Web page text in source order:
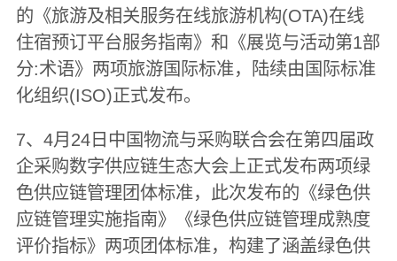
的《旅游及相关服务在线旅游机构(OTA)在线
住宿预订平台服务指南》和《展览与活动第1部
分:术语》两项旅游国际标准，陆续由国际标准
化组织(ISO)正式发布。
7、4月24日中国物流与采购联合会在第四届政
企采购数字供应链生态大会上正式发布两项绿
色供应链管理团体标准，此次发布的《绿色供
应链管理实施指南》《绿色供应链管理成熟度
评价指标》两项团体标准，构建了涵盖绿色供